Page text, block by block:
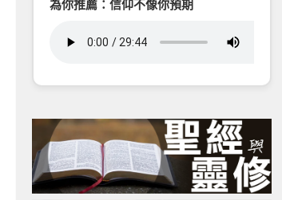
為你推薦：信仰不像你預期